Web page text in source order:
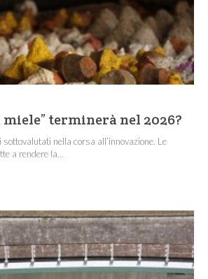
terminerà nel 2026?
sottovalutati nella corsa all’innovazione. Le
a rendere la...